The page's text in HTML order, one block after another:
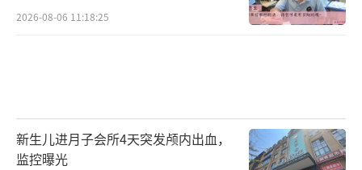
2026-08-06 11:18:25
新生儿进月子会所4天突发颅内出血，
监控曝光